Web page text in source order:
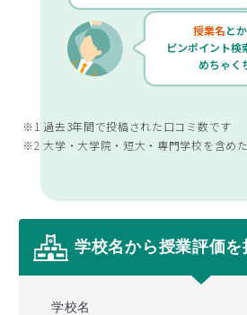
授業名とか
ピンポイント検
めちゃく
※1 過去3年間で投稿された口コミ数です
※2 大学・大学院・短大・専門学校を含め
学校名から授業評価を
学校名